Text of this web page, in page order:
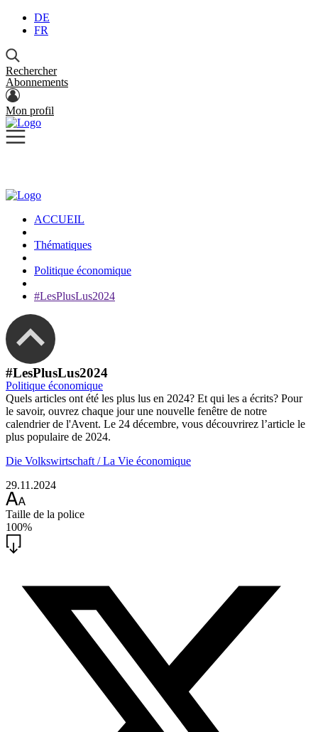
DE
FR
Rechercher
Abonnements
Mon profil
ACCUEIL
Thématiques
Politique économique
#LesPlusLus2024
#LesPlusLus2024
Politique économique
Quels articles ont été les plus lus en 2024? Et qui les a écrits? Pour
le savoir, ouvrez chaque jour une nouvelle fenêtre de notre
calendrier de l'Avent. Le 24 décembre, vous découvrirez l’article le
plus populaire de 2024.
Die Volkswirtschaft / La Vie économique
29.11.2024
Taille de la police
100%